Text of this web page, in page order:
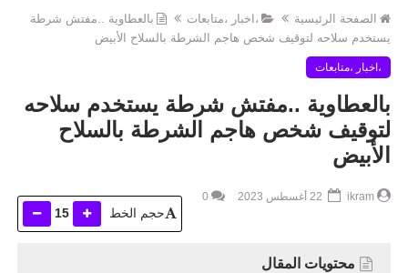
الصفحة الرئيسية ،اخبار ،متابعات
بالعطاوية ..مفتش شرطة
يستخدم سلاحه لتوقيف شخص هاجم الشرطة بالسلاح الأبيض
،اخبار ،متابعات
بالعطاوية ..مفتش شرطة يستخدم سلاحه
لتوقيف شخص هاجم الشرطة بالسلاح
الأبيض
ikram
0
حجم الخط 15
محتويات المقال